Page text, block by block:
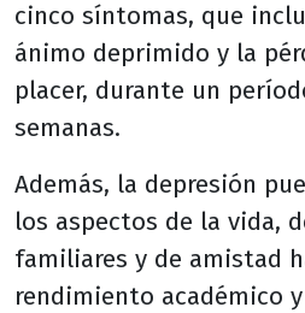
cinco síntomas, que
ánimo deprimido y la
placer, durante un
semanas.
Además, la depresión
los aspectos de la vida,
familiares y de amistad
rendimiento académico